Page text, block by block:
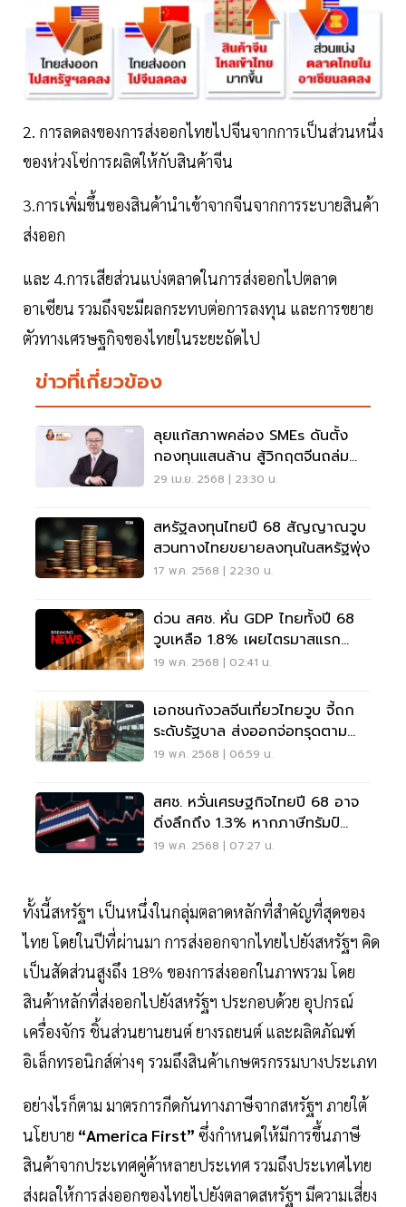
2. การลดลงของการส่งออกไทยไปจีนจากการเป็นส่วนหนึ่ง
ของห่วงโซ่การผลิตให้กับสินค้าจีน
3.การเพิ่มขึ้นของสินค้านำเข้าจากจีนจากการระบายสินค้า
ส่งออก
และ 4.การเสียส่วนแบ่งตลาดในการส่งออกไปตลาด
อาเซียน รวมถึงจะมีผลกระทบต่อการลงทุน และการขยาย
ตัวทางเศรษฐกิจของไทยในระยะถัดไป
ข่าวที่เกี่ยวข้อง
ลุยแก้สภาพคล่อง SMEs ดันตั้ง
กองทุนแสนล้าน สู้วิกฤตจีนถล่ม
ตลาด
29 เม.ย. 2568 | 23:30 น.
สหรัฐลงทุนไทยปี 68 สัญญาณวูบ
สวนทางไทยขยายลงทุนในสหรัฐพุ่ง
17 พ.ค. 2568 | 22:30 น.
ด่วน สศช. หั่น GDP ไทยทั้งปี 68
วูบเหลือ 1.8% เผยไตรมาสแรก
บวก 3.1%
19 พ.ค. 2568 | 02:41 น.
เอกชนกังวลจีนเที่ยวไทยวูบ จี้ถก
ระดับรัฐบาล ส่งออกจ่อทรุดตาม
จับตาหดเป้าจีดีพีลงอีก
19 พ.ค. 2568 | 06:59 น.
สศช. หวั่นเศรษฐกิจไทยปี 68 อาจ
ดิ่งลึกถึง 1.3% หากภาษีทรัมป์
รุนแรง
19 พ.ค. 2568 | 07:27 น.
ทั้งนี้สหรัฐฯ เป็นหนึ่งในกลุ่มตลาดหลักที่สำคัญที่สุดของ
ไทย โดยในปีที่ผ่านมา การส่งออกจากไทยไปยังสหรัฐฯ คิด
เป็นสัดส่วนสูงถึง 18% ของการส่งออกในภาพรวม โดย
สินค้าหลักที่ส่งออกไปยังสหรัฐฯ ประกอบด้วย อุปกรณ์
เครื่องจักร ชิ้นส่วนยานยนต์ ยางรถยนต์ และผลิตภัณฑ์
อิเล็กทรอนิกส์ต่างๆ รวมถึงสินค้าเกษตรกรรมบางประเภท
อย่างไรก็ตาม มาตรการกีดกันทางภาษีจากสหรัฐฯ ภายใต้
นโยบาย “America First” ซึ่งกำหนดให้มีการขึ้นภาษี
สินค้าจากประเทศคู่ค้าหลายประเทศ รวมถึงประเทศไทย
ส่งผลให้การส่งออกของไทยไปยังตลาดสหรัฐฯ มีความเสี่ยง